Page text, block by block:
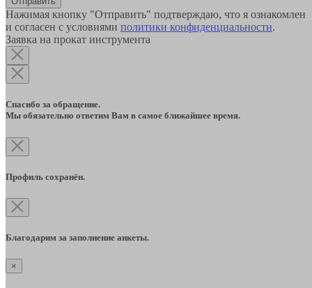
Нажимая кнопку "Отправить" подтверждаю, что я ознакомлен
и согласен с условиями политики конфиденциальности.
Заявка на прокат инструмента
Спасибо за обращение.
Мы обязательно ответим Вам в самое ближайшее время.
Профиль сохранён.
Благодарим за заполнение анкеты.
×